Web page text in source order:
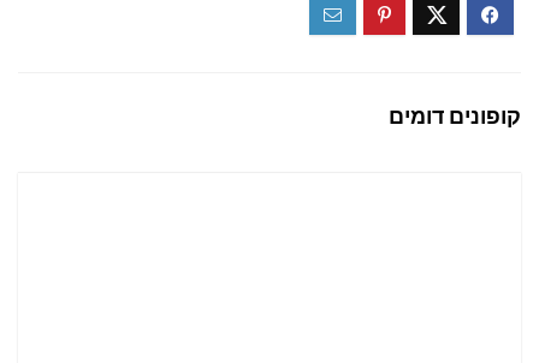
קופונים דומים